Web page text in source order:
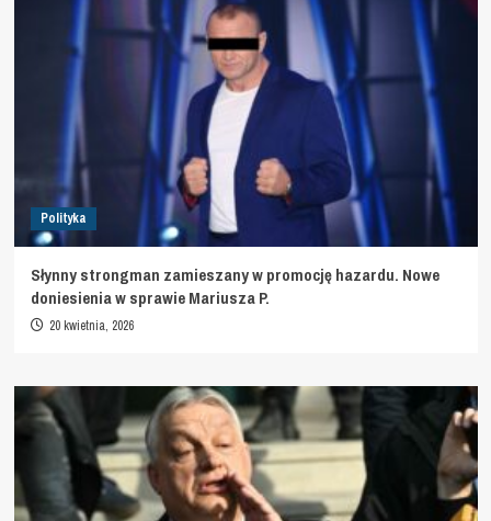
Polityka
Słynny strongman zamieszany w promocję hazardu. Nowe
doniesienia w sprawie Mariusza P.
20 kwietnia, 2026